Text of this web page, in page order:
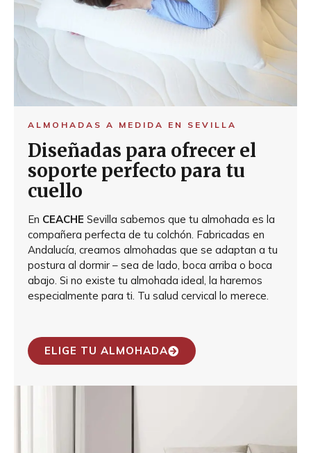
ALMOHADAS A MEDIDA EN SEVILLA
Diseñadas para ofrecer el
soporte perfecto para tu
cuello
En CEACHE Sevilla sabemos que tu almohada es la
compañera perfecta de tu colchón. Fabricadas en
Andalucía, creamos almohadas que se adaptan a tu
postura al dormir – sea de lado, boca arriba o boca
abajo. Si no existe tu almohada ideal, la haremos
especialmente para ti. Tu salud cervical lo merece.
ELIGE TU ALMOHADA